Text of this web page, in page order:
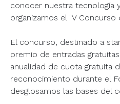
conocer nuestra tecnología
organizamos el "V Concurso
El concurso, destinado a
premio de entradas
anualidad de cuota gratuita
reconocimiento durante el
desglosamos las bases del